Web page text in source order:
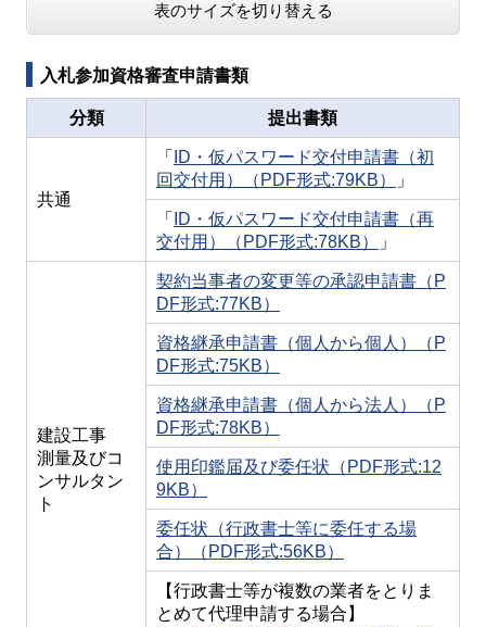
表のサイズを切り替える
入札参加資格審査申請書類
分類 提出書類
共通
「
ID・仮パスワード交付申請書（初
回交付用）（PDF形式:79KB）
」
「
ID・仮パスワード交付申請書（再
交付用）（PDF形式:78KB）
」
建設工事
測量及びコ
ンサルタン
ト
契約当事者の変更等の承認申請書（P
DF形式:77KB）
資格継承申請書（個人から個人）（P
DF形式:75KB）
資格継承申請書（個人から法人）（P
DF形式:78KB）
使用印鑑届及び委任状（PDF形式:12
9KB）
委任状（行政書士等に委任する場
合）（PDF形式:56KB）
【行政書士等が複数の業者をとりま
とめて代理申請する場合】